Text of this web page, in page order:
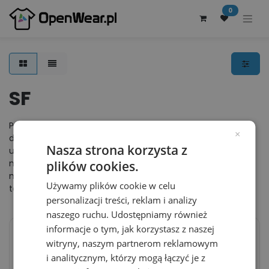
0
SF
Producent odzieży reklamowej SF to sprawdzona i
doceniona jakość, a także niskie ceny i nowoczesne kroje
ubrań. Marka SF Women stawia przede wszystkim na
nowoczesny design produktów. W swojej ofercie posiada
modne koszulki damskie w luźnych wzorach oversize, a
także sportowe spodnie i spodenki doskonałe na co dzień.
Sukienka T-shirtowa
Slim SF257 - Black
Damski T-shirt Krotki
Oversize SF237 - White
×
Nasza strona korzysta z
plików cookies.
Używamy plików cookie w celu
personalizacji treści, reklam i analizy
naszego ruchu. Udostępniamy również
informacje o tym, jak korzystasz z naszej
witryny, naszym partnerom reklamowym
i analitycznym, którzy mogą łączyć je z